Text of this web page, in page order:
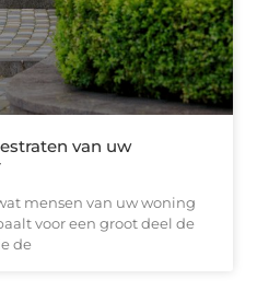
van uw
mensen van uw woning
voor een groot deel de
de